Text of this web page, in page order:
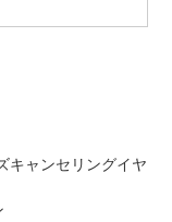
キャンセリングイヤ